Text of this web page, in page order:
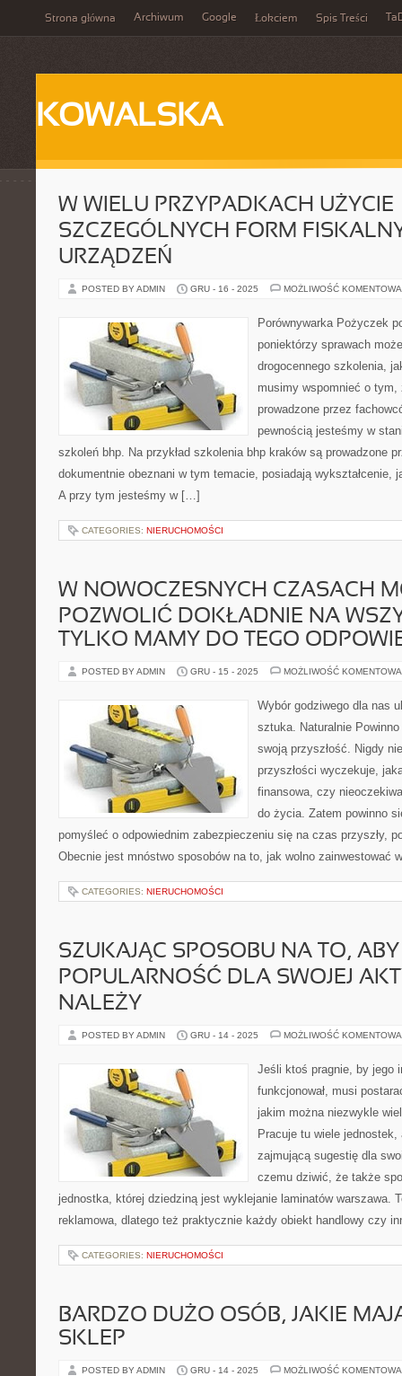
Strona główna Archiwum Google Łokciem Spis Treści
KOWALSKA
W WIELU PRZYPADKACH UŻYCIE
SZCZEGÓLNYCH FORM
URZĄDZEŃ
POSTED BY ADMIN GRU - 16 - 2025 MOŻLIWOŚĆ
Porównywarka Pożyczek
poniektórzy sprawach
drogocennego szkolenia,
musimy wspomnieć o
prowadzone przez
pewnością jesteśmy w
szkoleń bhp. Na przykład szkolenia bhp kraków są prowadzone
dokumentnie obeznani w tym temacie, posiadają wykształcenie,
A przy tym jesteśmy w […]
CATEGORIES: NIERUCHOMOŚCI
W NOWOCZESNYCH CZASACH
POZWOLIĆ DOKŁADNIE NA
TYLKO MAMY DO TEGO
POSTED BY ADMIN GRU - 15 - 2025 MOŻLIWOŚĆ
Wybór godziwego dla nas
sztuka. Naturalnie
swoją przyszłość. Nigdy
przyszłości wyczekuje,
finansowa, czy
do życia. Zatem powinno
pomyśleć o odpowiednim zabezpieczeniu się na czas przyszły,
Obecnie jest mnóstwo sposobów na to, jak wolno
CATEGORIES: NIERUCHOMOŚCI
SZUKAJĄC SPOSOBU NA TO,
POPULARNOŚĆ DLA SWOJEJ
NALEŻY
POSTED BY ADMIN GRU - 14 - 2025 MOŻLIWOŚĆ
Jeśli ktoś pragnie, by jego
funkcjonował, musi
jakim można niezwykle
Pracuje tu wiele
zajmującą sugestię dla
czemu dziwić, że także
jednostka, której dziedziną jest wyklejanie laminatów warszawa.
reklamowa, dlatego też praktycznie każdy obiekt handlowy czy
CATEGORIES: NIERUCHOMOŚCI
BARDZO DUŻO OSÓB, JAKIE
SKLEP
POSTED BY ADMIN GRU - 14 - 2025 MOŻLIWOŚĆ